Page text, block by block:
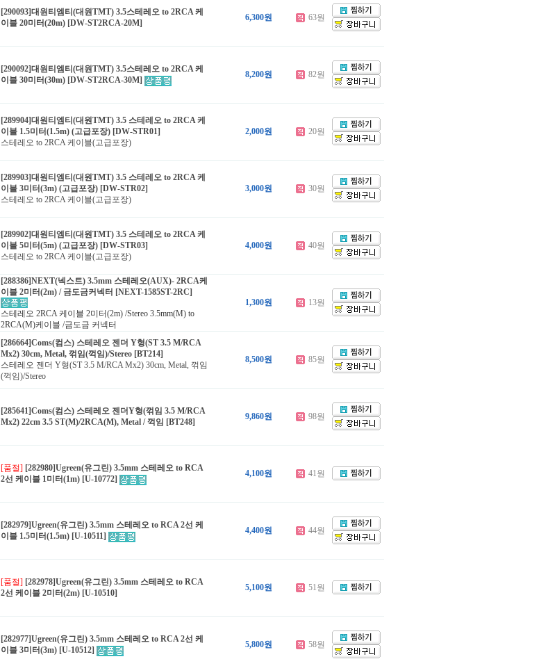
[290093]대원티엠티(대원TMT) 3.5스테레오 to 2RCA 케
이블 20미터(20m) [DW-ST2RCA-20M]
6,300원 63원
[290092]대원티엠티(대원TMT) 3.5스테레오 to 2RCA 케
이블 30미터(30m) [DW-ST2RCA-30M]
8,200원 82원
[289904]대원티엠티(대원TMT) 3.5 스테레오 to 2RCA 케
이블 1.5미터(1.5m) (고급포장) [DW-STR01]
스테레오 to 2RCA 케이블(고급포장)
2,000원 20원
[289903]대원티엠티(대원TMT) 3.5 스테레오 to 2RCA 케
이블 3미터(3m) (고급포장) [DW-STR02]
스테레오 to 2RCA 케이블(고급포장)
3,000원 30원
[289902]대원티엠티(대원TMT) 3.5 스테레오 to 2RCA 케
이블 5미터(5m) (고급포장) [DW-STR03]
스테레오 to 2RCA 케이블(고급포장)
4,000원 40원
[288386]NEXT(넥스트) 3.5mm 스테레오(AUX)- 2RCA케
이블 2미터(2m) / 금도금커넥터 [NEXT-1585ST-2RC]
스테레오 2RCA 케이블 2미터(2m) /Stereo 3.5mm(M) to
2RCA(M)케이블 /금도금 커넥터
1,300원 13원
[286664]Coms(컴스) 스테레오 젠더 Y형(ST 3.5 M/RCA
Mx2) 30cm, Metal, 꺾임(꺽임)/Stereo [BT214]
스테레오 젠더 Y형(ST 3.5 M/RCA Mx2) 30cm, Metal, 꺾임
(꺽임)/Stereo
8,500원 85원
[285641]Coms(컴스) 스테레오 젠더Y형(꺾임 3.5 M/RCA
Mx2) 22cm 3.5 ST(M)/2RCA(M), Metal / 꺽임 [BT248]
9,860원 98원
[품절] [282980]Ugreen(유그린) 3.5mm 스테레오 to RCA
2선 케이블 1미터(1m) [U-10772]
4,100원 41원
[282979]Ugreen(유그린) 3.5mm 스테레오 to RCA 2선 케
이블 1.5미터(1.5m) [U-10511]
4,400원 44원
[품절] [282978]Ugreen(유그린) 3.5mm 스테레오 to RCA
2선 케이블 2미터(2m) [U-10510]
5,100원 51원
[282977]Ugreen(유그린) 3.5mm 스테레오 to RCA 2선 케
이블 3미터(3m) [U-10512]
5,800원 58원